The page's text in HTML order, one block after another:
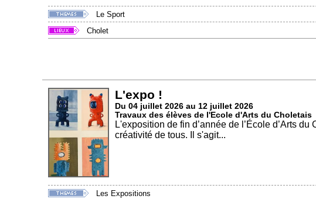
Le Sport
Cholet
L'expo !
Du 04 juillet 2026 au 12 juillet 2026
Travaux des élèves de l'Ecole d'Arts du Choletais
L'exposition de fin d’année de l’École d’Arts
créativité de tous. Il s'agit...
Les Expositions